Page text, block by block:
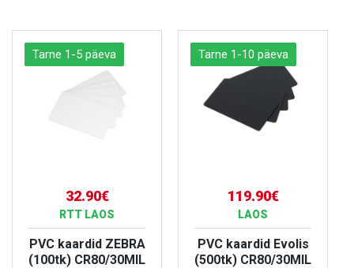
Tarne 1-5 päeva
32.90€
RTT LAOS
PVC kaardid ZEBRA
(100tk) CR80/30MIL
Tarne 1-10 päeva
119.90€
LAOS
PVC kaardid Evolis
(500tk) CR80/30MIL